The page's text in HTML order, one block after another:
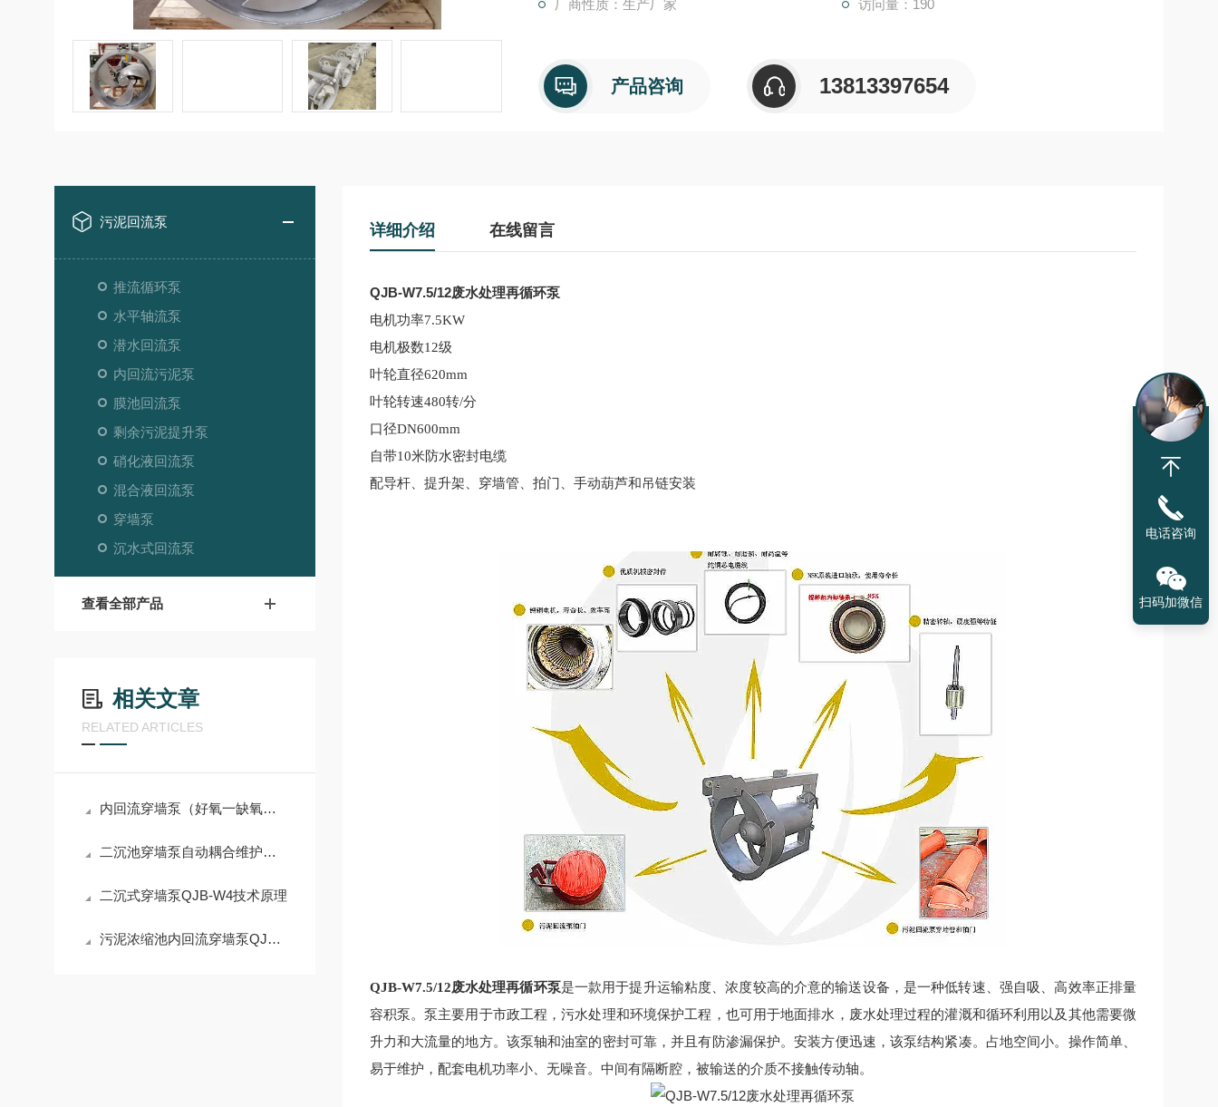
厂商性质：生产厂家 访问量：190
产品咨询 13813397654
污泥回流泵
推流循环泵
水平轴流泵
潜水回流泵
内回流污泥泵
膜池回流泵
剩余污泥提升泵
硝化液回流泵
混合液回流泵
穿墙泵
沉水式回流泵
查看全部产品
相关文章
RELATED ARTICLES
内回流穿墙泵（好氧一缺氧）工作原理
二沉池穿墙泵自动耦合维护保养方法
二沉式穿墙泵QJB-W4技术原理
污泥浓缩池内回流穿墙泵QJB-W7.5技术说明
详细介绍 在线留言
QJB-W7.5/12废水处理再循环泵
电机功率7.5KW
电机极数12级
叶轮直径620mm
叶轮转速480转/分
口径DN600mm
自带10米防水密封电缆
配导杆、提升架、穿墙管、拍门、手动葫芦和吊链安装
QJB-W7.5/12废水处理再循环泵是一款用于提升运输粘度、浓度较高的介意的输送设备，是一种低转速、强自吸、高效率正排量
容积泵。泵主要用于市政工程，污水处理和环境保护工程，也可用于地面排水，废水处理过程的灌溉和循环利用以及其他需要微
升力和大流量的地方。该泵轴和油室的密封可靠，并且有防渗漏保护。安装方便迅速，该泵结构紧凑。占地空间小。操作简单、
易于维护，配套电机功率小、无噪音。中间有隔断腔，被输送的介质不接触传动轴。
电话咨询
扫码加微信